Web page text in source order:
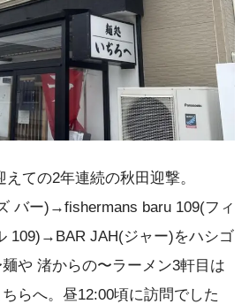
ての2年連続の秋田迎撃。
バー)→fishermans baru 109(フィ
109)→BAR JAH(ジャー)をハシゴ
や 渚からの〜ラーメン3軒目は
らへ。昼12:00頃に訪問でした